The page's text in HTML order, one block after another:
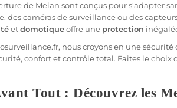
de Meian sont conçus pour s'adapter
, des caméras desurveillanceou des
etdomotiqueoffre une protection
nous croyons en unesécurité
, confort et contrôle total. Faites le choix
Tout : Découvrez les